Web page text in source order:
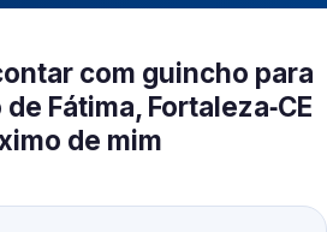
com guincho para
Fátima, Fortaleza‑CE
de mim